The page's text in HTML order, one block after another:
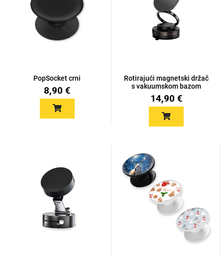
PopSocket crni
8,90 €
Rotirajući magnetski držač
s vakuumskom bazom
14,90 €
Svemirska kolekcija